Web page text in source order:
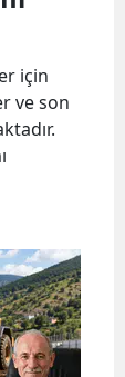
için
ve son